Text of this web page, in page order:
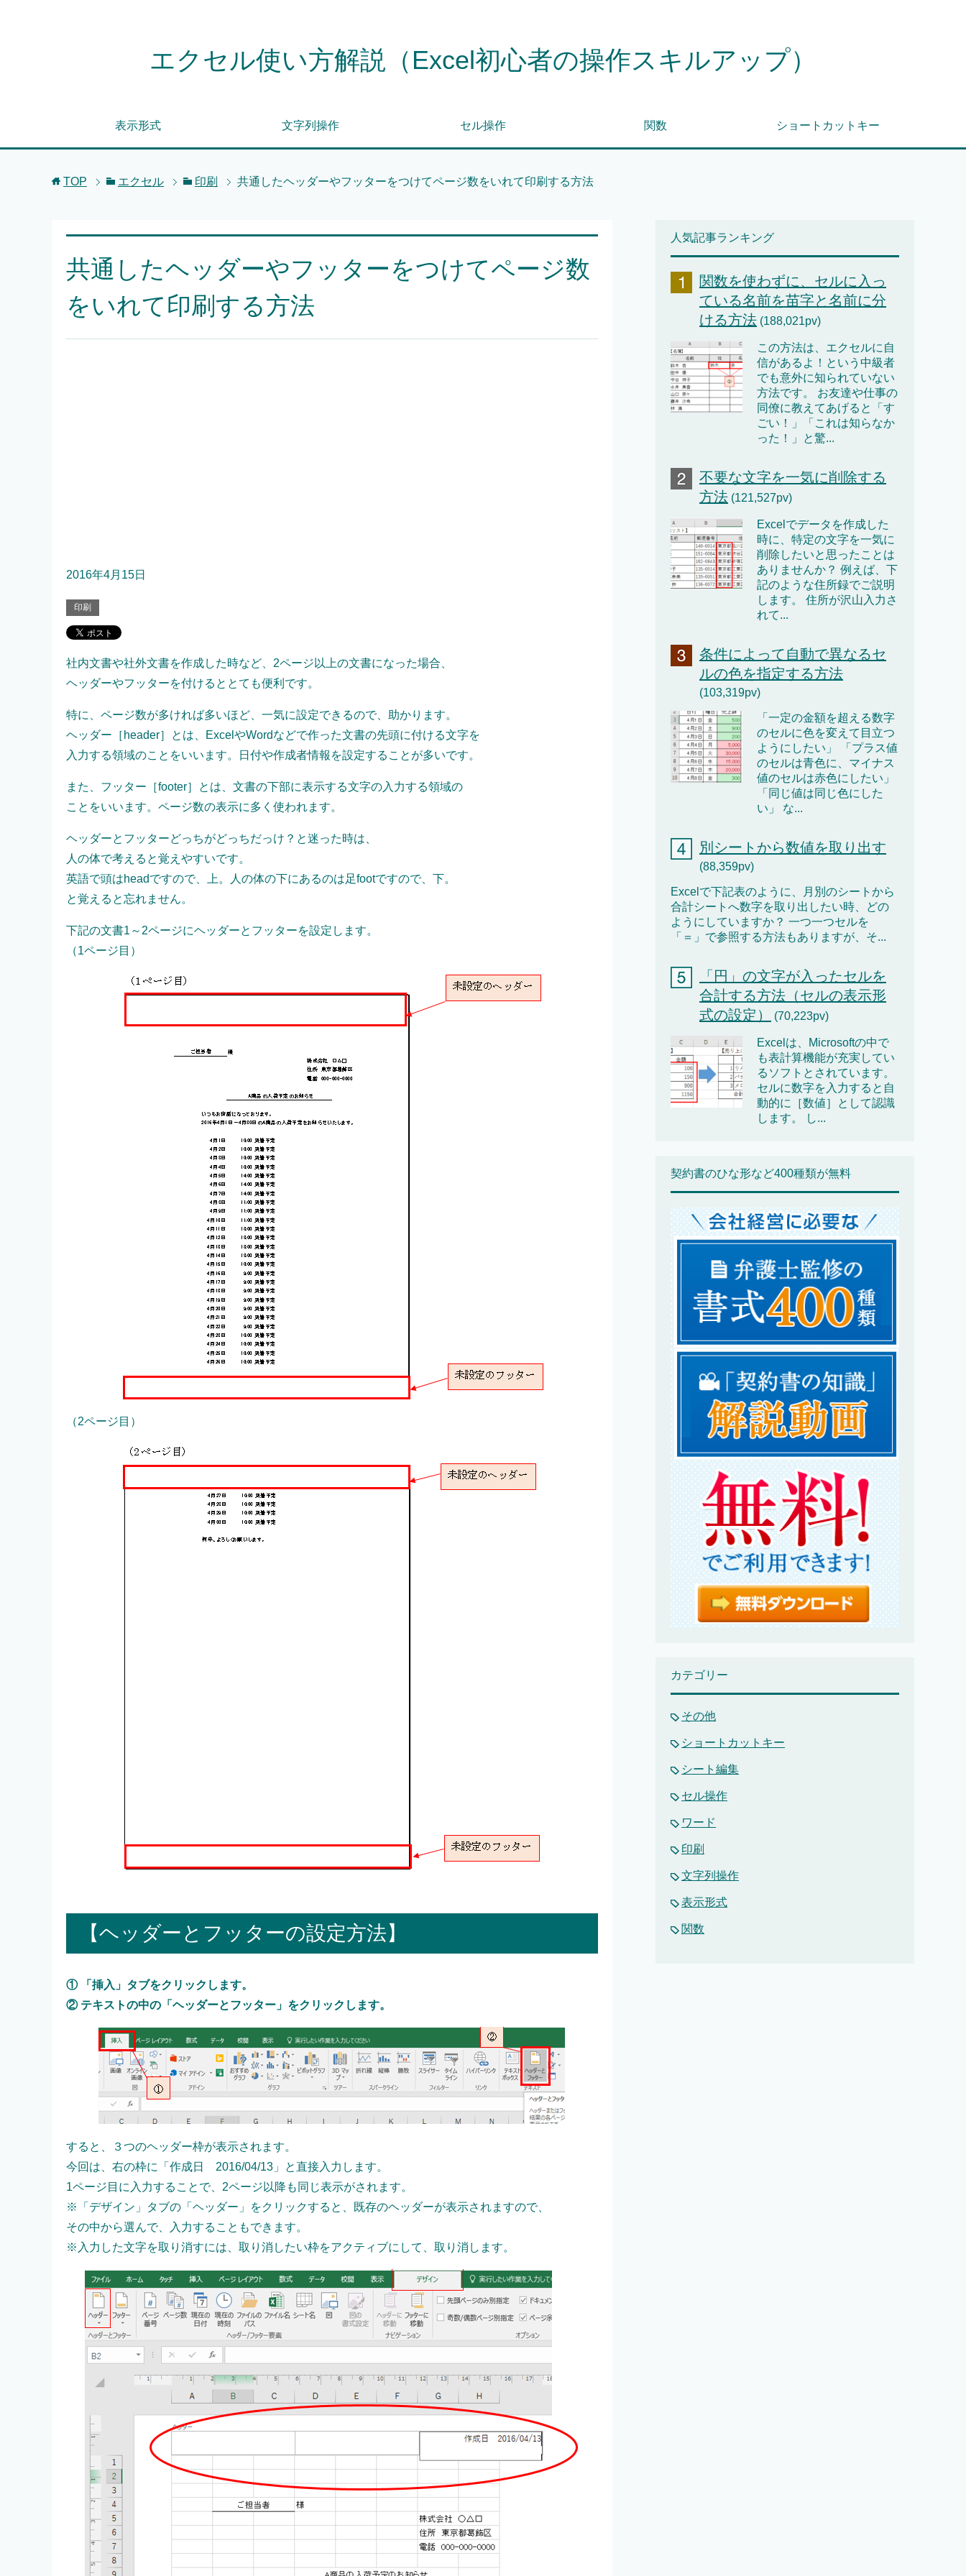
エクセル使い方解説（Excel初心者の操作スキルアップ）
表示形式 文字列操作 セル操作 関数 ショートカットキー
TOP エクセル 印刷 共通したヘッダーやフッターをつけてページ数をいれて印刷する方法
共通したヘッダーやフッターをつけてページ数
をいれて印刷する方法
2016年4月15日
印刷
社内文書や社外文書を作成した時など、2ページ以上の文書になった場合、
ヘッダーやフッターを付けるととても便利です。
特に、ページ数が多ければ多いほど、一気に設定できるので、助かります。
ヘッダー［header］とは、ExcelやWordなどで作った文書の先頭に付ける文字を
入力する領域のことをいいます。日付や作成者情報を設定することが多いです。
また、フッター［footer］とは、文書の下部に表示する文字の入力する領域の
ことをいいます。ページ数の表示に多く使われます。
ヘッダーとフッターどっちがどっちだっけ？と迷った時は、
人の体で考えると覚えやすいです。
英語で頭はheadですので、上。人の体の下にあるのは足footですので、下。
と覚えると忘れません。
下記の文書1～2ページにヘッダーとフッターを設定します。
（1ページ目）
（2ページ目）
【ヘッダーとフッターの設定方法】
① 「挿入」タブをクリックします。
② テキストの中の「ヘッダーとフッター」をクリックします。
すると、３つのヘッダー枠が表示されます。
今回は、右の枠に「作成日 2016/04/13」と直接入力します。
1ページ目に入力することで、2ページ以降も同じ表示がされます。
※「デザイン」タブの「ヘッダー」をクリックすると、既存のヘッダーが表示されますので、
その中から選んで、入力することもできます。
※入力した文字を取り消すには、取り消したい枠をアクティブにして、取り消します。
人気記事ランキング
関数を使わずに、セルに入っ
ている名前を苗字と名前に分
ける方法 (188,021pv)
この方法は、エクセルに自
信があるよ！という中級者
でも意外に知られていない
方法です。 お友達や仕事の
同僚に教えてあげると「す
ごい！」「これは知らなか
った！」と驚...
不要な文字を一気に削除する
方法 (121,527pv)
Excelでデータを作成した
時に、特定の文字を一気に
削除したいと思ったことは
ありませんか？ 例えば、下
記のような住所録でご説明
します。 住所が沢山入力さ
れて...
条件によって自動で異なるセ
ルの色を指定する方法
(103,319pv)
「一定の金額を超える数字
のセルに色を変えて目立つ
ようにしたい」 「プラス値
のセルは青色に、マイナス
値のセルは赤色にしたい」
「同じ値は同じ色にした
い」 な...
別シートから数値を取り出す
(88,359pv)
Excelで下記表のように、月別のシートから
合計シートへ数字を取り出したい時、どの
ようにしていますか？ 一つ一つセルを
「＝」で参照する方法もありますが、そ...
「円」の文字が入ったセルを
合計する方法（セルの表示形
式の設定）
(70,223pv)
Excelは、Microsoftの中で
も表計算機能が充実してい
るソフトとされています。
セルに数字を入力すると自
動的に［数値］として認識
します。 し...
契約書のひな形など400種類が無料
カテゴリー
その他
ショートカットキー
シート編集
セル操作
ワード
印刷
文字列操作
表示形式
関数